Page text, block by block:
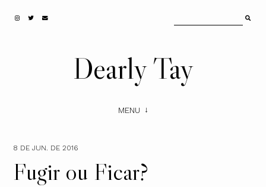
Dearly Tay
MENU
8 DE JUN. DE 2016
Fugir ou Ficar?